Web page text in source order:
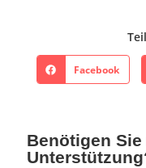
Facebook
Benötigen